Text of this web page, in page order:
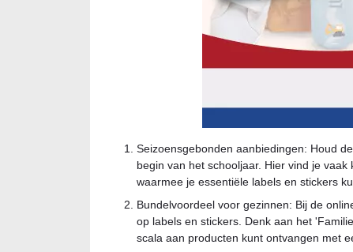
Seizoensgebonden aanbiedingen: Houd
begin van het schooljaar. Hier vind je
waarmee je essentiële labels en stickers
Bundelvoordeel voor gezinnen: Bij de
op labels en stickers. Denk aan het
scala aan producten kunt ontvangen met